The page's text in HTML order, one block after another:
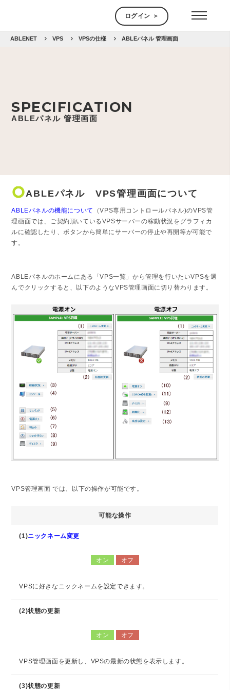
ログイン ＞
ABLENET VPS VPSの仕様 ABLEパネル 管理画面
SPECIFICATION
ABLEパネル 管理画面
trip_originABLEパネル VPS管理画面について
ABLEパネルの機能について
（VPS専用コントロールパネル)のVPS管
理画面では、ご契約頂いているVPSサーバーの稼動状況をグラフィカ
ルに確認したり、ボタンから簡単にサーバーの停止や再開等が可能で
す。
ABLEパネルのホームにある「VPS一覧」から管理を行いたいVPSを選
んでクリックすると、以下のようなVPS管理画面に切り替わります。
VPS管理画面 では、以下の操作が可能です。
可能な操作
(1)ニックネーム変更
オン オフ
VPSに好きなニックネームを設定できます。
(2)状態の更新
オン オフ
VPS管理画面を更新し、VPSの最新の状態を表示します。
(3)状態の更新